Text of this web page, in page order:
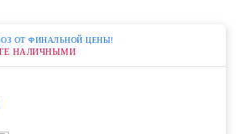
ОТ ФИНАЛЬНОЙ ЦЕНЫ!
НАЛИЧНЫМИ